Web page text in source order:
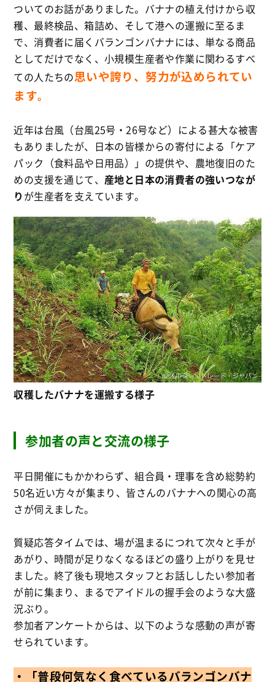
ついてのお話がありました。バナナの植え付けから収
穫、最終検品、箱詰め、そして港への運搬に至るま
で、消費者に届くバランゴンバナナには、単なる商品
としてだけでなく、小規模生産者や作業に関わるすべ
ての人たちの思いや誇り、努力が込められてい
ます。
近年は台風（台風25号・26号など）による甚大な被害
もありましたが、日本の皆様からの寄付による「ケア
パック（食料品や日用品）」の提供や、農地復旧のた
めの支援を通じて、 産地と日本の消費者の強いつなが
り が生産者を支えています。
収穫したバナナを運搬する様子
参加者の声と交流の様子
平日開催にもかかわらず、組合員・理事を含め総勢約
50名近い方々が集まり、皆さんのバナナへの関心の高
さが伺えました。
質疑応答タイムでは、場が温まるにつれて次々と手が
あがり、時間が足りなくなるほどの盛り上がりを見せ
ました。終了後も現地スタッフとお話ししたい参加者
が前に集まり、まるでアイドルの握手会のような大盛
況ぶり。
参加者アンケートからは、以下のような感動の声が寄
せられています。
・「普段何気なく食べているバランゴンバナ